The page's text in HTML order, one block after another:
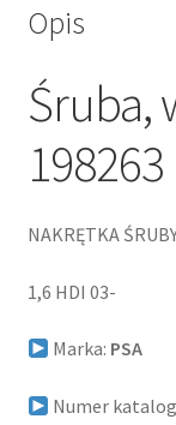
Opis
Śruba,
198263
NAKRĘTKA
1,6 HDI 03-
Marka: PSA
Numer